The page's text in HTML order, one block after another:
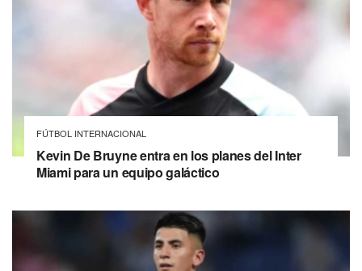
FÚTBOL INTERNACIONAL
Kevin De Bruyne entra en los planes del Inter
Miami para un equipo galáctico